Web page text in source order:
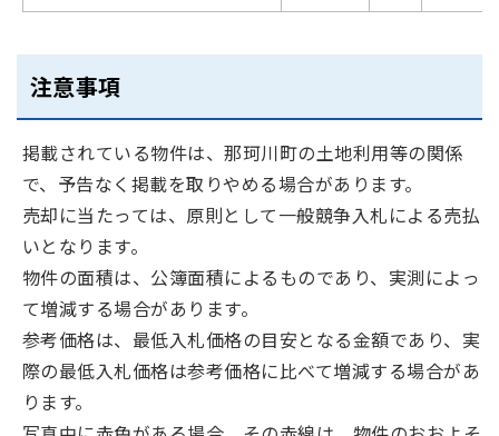
注意事項
掲載されている物件は、那珂川町の土地利用等の関係
で、予告なく掲載を取りやめる場合があります。
売却に当たっては、原則として一般競争入札による売払
いとなります。
物件の面積は、公簿面積によるものであり、実測によっ
て増減する場合があります。
参考価格は、最低入札価格の目安となる金額であり、実
際の最低入札価格は参考価格に比べて増減する場合があ
ります。